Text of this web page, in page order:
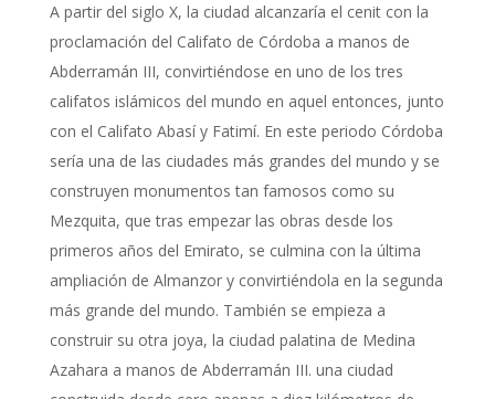
A partir del siglo X, la ciudad alcanzaría el cenit con la
proclamación del Califato de Córdoba a manos de
Abderramán III, convirtiéndose en uno de los tres
califatos islámicos del mundo en aquel entonces, junto
con el Califato Abasí y Fatimí. En este periodo Córdoba
sería una de las ciudades más grandes del mundo y se
construyen monumentos tan famosos como su
Mezquita, que tras empezar las obras desde los
primeros años del Emirato, se culmina con la última
ampliación de Almanzor y convirtiéndola en la segunda
más grande del mundo. También se empieza a
construir su otra joya, la ciudad palatina de Medina
Azahara a manos de Abderramán III. una ciudad